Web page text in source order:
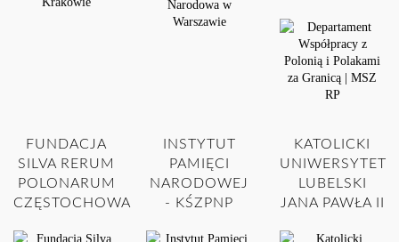
FUNDACJA
SILVA RERUM
POLONARUM
CZĘSTOCHOWA
INSTYTUT
PAMIĘCI
NARODOWEJ
- KŚZPNP
KATOLICKI
UNIWERSYTET
LUBELSKI
JANA PAWŁA II